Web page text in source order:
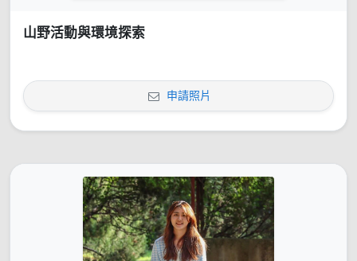
山野活動與環境探索
申請照片